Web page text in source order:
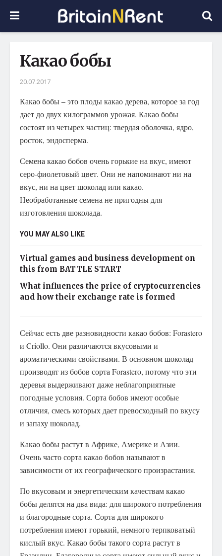
Какао бобы
20.07.2017
Какао бобы – это плоды какао дерева, которое за год
дает до двух килограммов урожая. Какао бобы
состоят из четырех частиц: твердая оболочка, ядро,
росток, эндосперма.
Семена какао бобов очень горькие на вкус, имеют
серо-фиолетовый цвет. Они не напоминают ни на
вкус, ни на цвет шоколад или какао.
Необработанные семена не пригодны для
изготовления шоколада.
YOU MAY ALSO LIKE
Virtual games and business development on
this from BATTLE START
What influences the price of cryptocurrencies
and how their exchange rate is formed
Сейчас есть две разновидности какао бобов: Forastero
и Criollo. Они различаются вкусовыми и
ароматическими свойствами. В основном шоколад
производят из бобов сорта Forastero, потому что эти
деревья выдерживают даже неблагоприятные
погодные условия. Сорта бобов имеют особые
отличия, смесь которых дает превосходный по вкусу
и запаху шоколад.
Какао бобы растут в Африке, Америке и Азии.
Очень часто сорта какао бобов называют в
зависимости от их географического произрастания.
По вкусовым и энергетическим качествам какао
бобы делятся на два вида: для широкого потребления
и благородные сорта. Сорта для широкого
потребления имеют горький, немного терпковатый
кислый вкус. Какао бобы такого сорта растут в